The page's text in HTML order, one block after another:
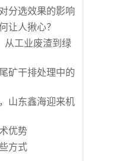
分选效果的影响
让人揪心？
从工业废渣到绿
矿干排处理中的
山东鑫海迎来机
优势
方式